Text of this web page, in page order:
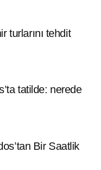
turlarını tehdit
tatilde: nerede
Bir Saatlik